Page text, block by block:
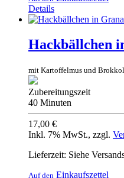
Details
Hackbällchen
mit Kartoffelmus und
Zubereitungszeit
40 Minuten
17,00 €
Inkl. 7% MwSt., zzgl.
Lieferzeit: Siehe
Auf den Einkaufszettel